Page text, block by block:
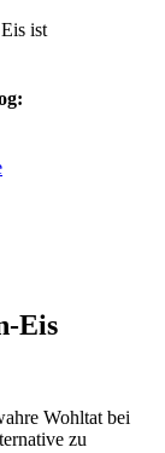
Eis
Wohltat bei
zu